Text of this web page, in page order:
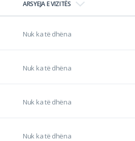
ARSYEJA E VIZITËS
Nuk ka të dhëna
Nuk ka të dhëna
Nuk ka të dhëna
Nuk ka të dhëna